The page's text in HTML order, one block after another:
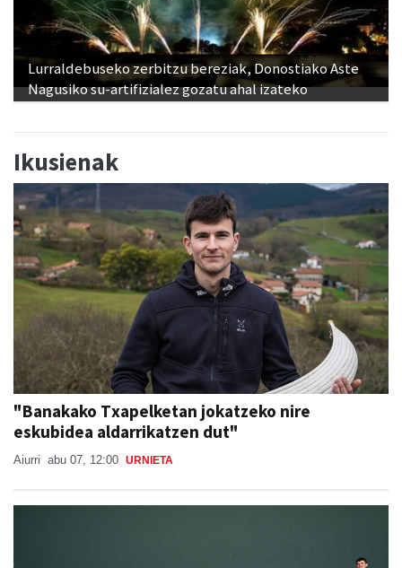
Lurraldebuseko zerbitzu bereziak, Donostiako Aste
Nagusiko su-artifizialez gozatu ahal izateko
Ikusienak
"Banakako Txapelketan jokatzeko nire
eskubidea aldarrikatzen dut"
Aiurri abu 07, 12:00 URNIETA